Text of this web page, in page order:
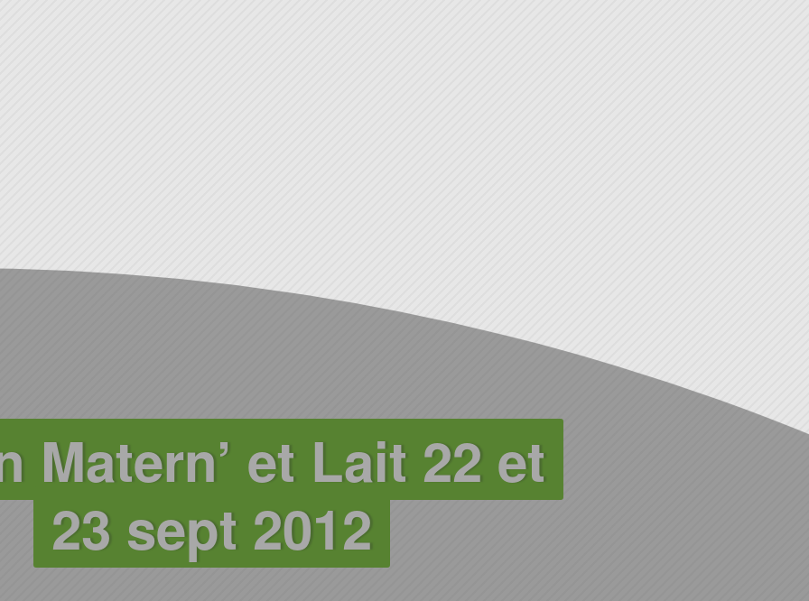
Matern’ et Lait 22 et
23 sept 2012